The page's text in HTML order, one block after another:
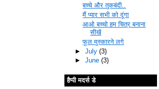
बच्चे और तुकबंदी..
मैं प्यार सभी को दूंगा
आओ बच्चो हम चित्र बनाना
सीखें
फूल मुस्कारने लगे
► July (3)
► June (3)
हैप्पी मदर्स डे